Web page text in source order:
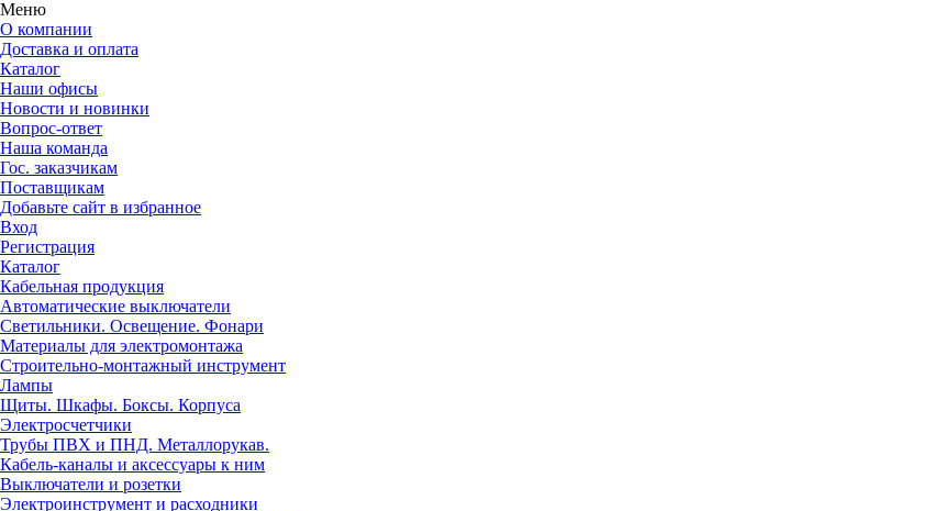
Меню
О компании
Доставка и оплата
Каталог
Наши офисы
Новости и новинки
Вопрос-ответ
Наша команда
Гос. заказчикам
Поставщикам
Добавьте сайт в избранное
Вход
Регистрация
Каталог
Кабельная продукция
Автоматические выключатели
Светильники. Освещение. Фонари
Материалы для электромонтажа
Строительно-монтажный инструмент
Лампы
Щиты. Шкафы. Боксы. Корпуса
Электросчетчики
Трубы ПВХ и ПНД. Металлорукав.
Кабель-каналы и аксессуары к ним
Выключатели и розетки
Электроинструмент и расходники